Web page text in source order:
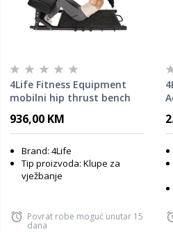
4Life Fitness Equipment
mobilni hip thrust bench
936,00 KM
Brand: 4Life
Tip proizvoda: Klupe za
vježbanje
Povrat robe moguć unutar 15
dana